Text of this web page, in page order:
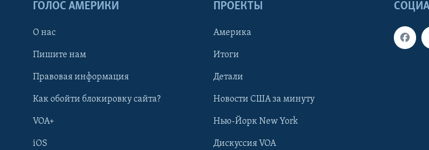
ГОЛОС АМЕРИКИ
О нас
Пишите нам
Правовая информация
Как обойти блокировку сайта?
VOA+
iOS
ПРОЕКТЫ
Америка
Итоги
Детали
Новости США за минуту
Нью-Йорк New York
Дискуссия VOA